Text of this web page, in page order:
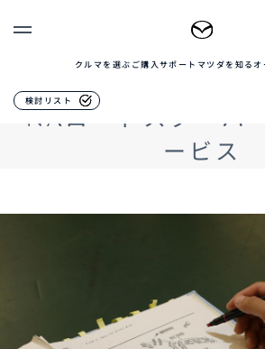
クルマを選ぶ ご購入サポート マツダを知る オ
検討リスト
車種・グレード比較
ログイン
新規会員登録
NAロードスターレストアサー
NAロードスターパ
ービス